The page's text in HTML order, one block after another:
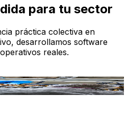
para tu sector
práctica colectiva en
desarrollamos software
reales.